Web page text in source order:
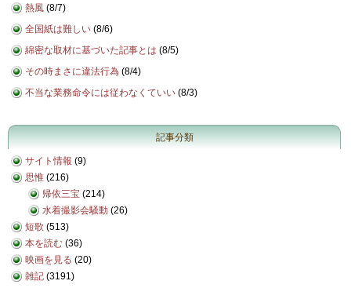
熱風 (8/7)
全国紙は難しい (8/6)
綿密な取材に基づいた記事とは (8/5)
その時まさに違法行為 (8/4)
不当な業務命令には従わなくていい (8/3)
記事分類
サイト情報 (9)
思惟 (216)
帰依三宝 (214)
水着撮影会騒動 (26)
短歌 (513)
本を読む (36)
映画を見る (20)
雑記 (3191)